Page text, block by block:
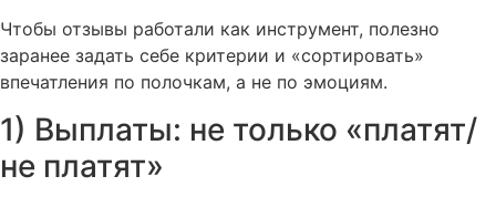
Чтобы отзывы работали как инструмент, полезно
заранее задать себе критерии и «сортировать»
впечатления по полочкам, а не по эмоциям.
1) Выплаты: не только «платят/
не платят»